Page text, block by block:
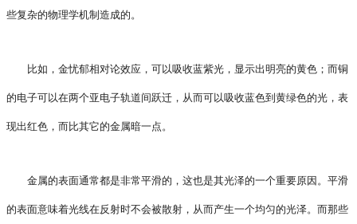
些复杂的物理学机制造成的。
比如，金忧郁相对论效应，可以吸收蓝紫光，显示出明亮的黄色；而铜
的电子可以在两个亚电子轨道间跃迁，从而可以吸收蓝色到黄绿色的光，表
现出红色，而比其它的金属暗一点。
金属的表面通常都是非常平滑的，这也是其光泽的一个重要原因。平滑
的表面意味着光线在反射时不会被散射，从而产生一个均匀的光泽。而那些